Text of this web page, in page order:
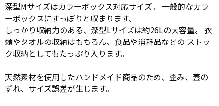
深型Mサイズはカラーボックス対応サイズ。 一般的なカラ
ーボックスにすっぽりと収まります。
しっかり収納力のある、深型Lサイズは約26Lの大容量。 衣
類やタオルの収納はもちろん、食品や消耗品などの ストッ
ク収納としてもたっぷり入ります。
天然素材を使用したハンドメイド商品のため、歪み、蓋の
ずれ、サイズ誤差が生じます。